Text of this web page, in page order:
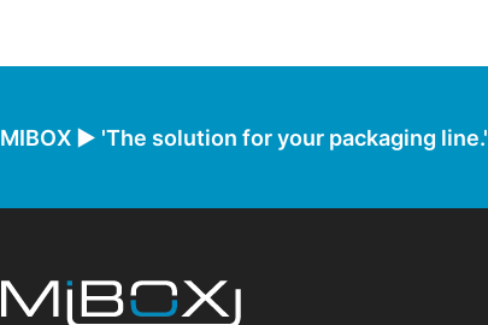
MIBOX ► 'The solution for your packaging line.'